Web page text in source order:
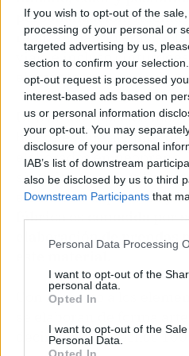
If you wish to opt-out of the
processing of your personal or
targeted advertising by us,
section to confirm your
opt-out request is processed
interest-based ads based on
us or personal information
your opt-out. You may
disclosure of your personal
IAB’s list of downstream
also be disclosed by us to third
Downstream Participants that
Personal Data Processing
I want to opt-out of the
personal data.
Opted In
I want to opt-out of the
Personal Data.
Opted In
personalización.
realizan bandoleras,
viaje e incluso
elementos.
Uno de los aspectos
bolsos es que algunos
elaborados en
sintético que se utiliza
elementos deportivos y
fábrica es conocida por
elaboración de prendas
Con respecto a los
decir que son hechos 100